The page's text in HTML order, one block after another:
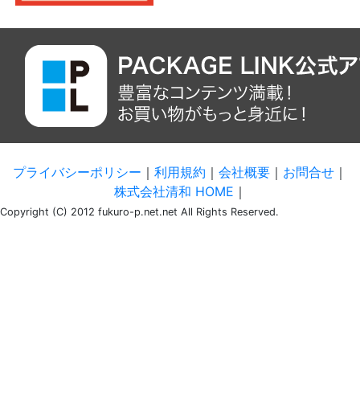
プライバシーポリシー ｜ 利用規約 ｜ 会社概要 ｜ お問合せ ｜
株式会社清和 HOME ｜
Copyright (C) 2012 fukuro-p.net.net All Rights Reserved.